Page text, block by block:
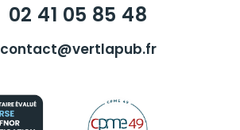
02 41 05 85 48
contact@vertlapub.fr